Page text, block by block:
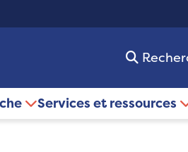
Services et ressources